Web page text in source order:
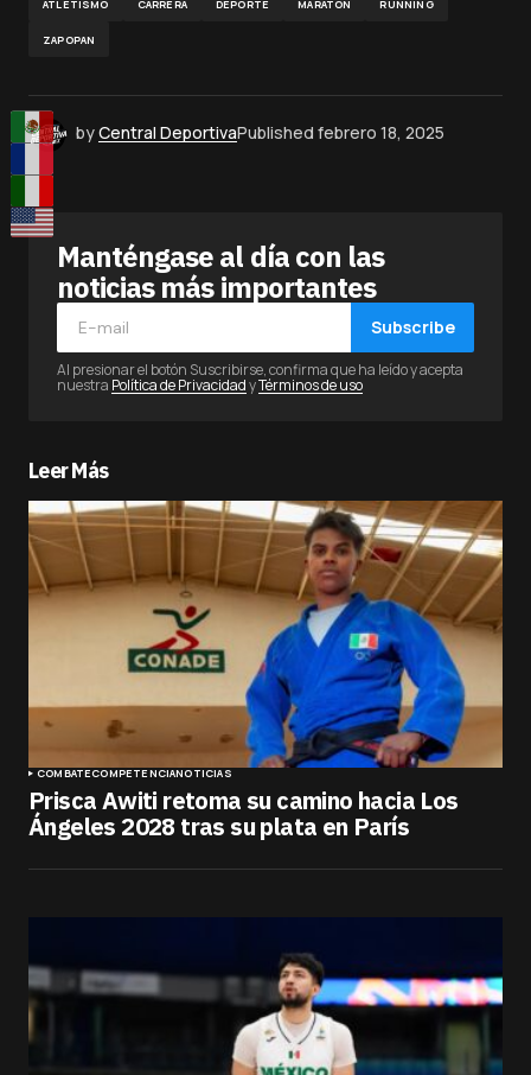
ATLETISMO CARRERA DEPORTE MARATÓN RUNNING
ZAPOPAN
byCentral DeportivaPublished febrero 18, 2025
Manténgase al día con las
noticias más importantes
Subscribe
Al presionar el botón Suscribirse, confirma que ha leído y acepta
nuestra Política de PrivacidadyTérminos de uso
Leer Más
COMBATECOMPETENCIANOTICIAS
Prisca Awiti retoma su camino hacia Los
Ángeles 2028 tras su plata en París